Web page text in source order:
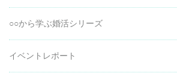
○○から学ぶ婚活シリーズ
イベントレポート